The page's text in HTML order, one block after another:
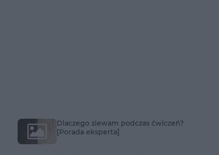
Dlaczego ziewam podczas ćwiczeń?
[Porada eksperta]